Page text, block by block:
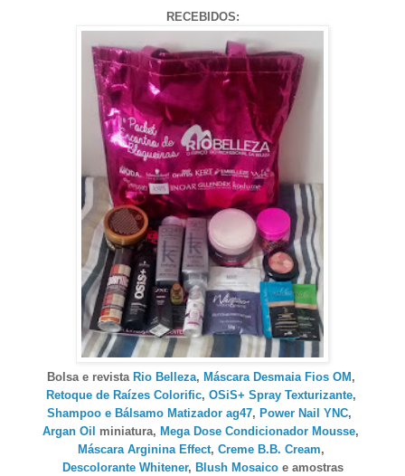
RECEBIDOS:
Bolsa e revista Rio Belleza, Máscara Desmaia Fios OM,
Retoque de Raízes Colorific, OSiS+ Spray Texturizante,
Shampoo e Bálsamo Matizador ag47, Power Nail YNC,
Argan Oil miniatura, Mega Dose Condicionador Mousse,
Máscara Arginina Effect, Creme B.B. Cream,
Descolorante Whitener, Blush Mosaicoe amostras